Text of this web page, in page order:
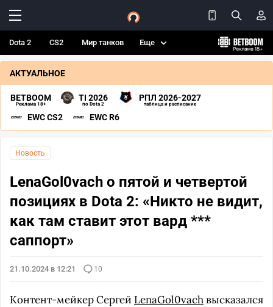
Dota 2 CS2 Мир танков Еще
АКТУАЛЬНОЕ
BETBOOM
Реклама 18+
TI 2026
по Dota 2
РПЛ 2026-2027
таблица и расписание
EWC CS2 EWC R6
Новость
LenaGol0vach о пятой и четвертой
позициях в Dota 2: «Никто не видит,
как там ставит этот вард ***
саппорт»
21.10.2024 в 12:21 10
Контент-мейкер Сергей LenaGol0vachвысказался